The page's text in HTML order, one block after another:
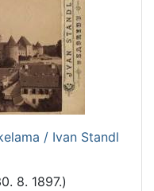
/ Ivan Standl
8. 1897.)